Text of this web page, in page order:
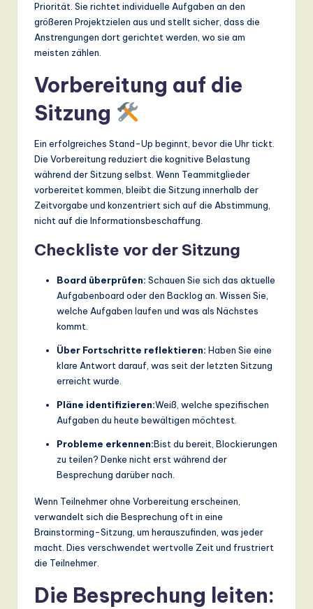
Priorität. Sie richtet individuelle Aufgaben an den
größeren Projektzielen aus und stellt sicher, dass die
Anstrengungen dort gerichtet werden, wo sie am
meisten zählen.
Vorbereitung auf die
Sitzung
Ein erfolgreiches Stand-Up beginnt, bevor die Uhr tickt.
Die Vorbereitung reduziert die kognitive Belastung
während der Sitzung selbst. Wenn Teammitglieder
vorbereitet kommen, bleibt die Sitzung innerhalb der
Zeitvorgabe und konzentriert sich auf die Abstimmung,
nicht auf die Informationsbeschaffung.
Checkliste vor der Sitzung
Board überprüfen: Schauen Sie sich das aktuelle
Aufgabenboard oder den Backlog an. Wissen Sie,
welche Aufgaben laufen und was als Nächstes
kommt.
Über Fortschritte reflektieren: Haben Sie eine
klare Antwort darauf, was seit der letzten Sitzung
erreicht wurde.
Pläne identifizieren:Weiß, welche spezifischen
Aufgaben du heute bewältigen möchtest.
Probleme erkennen:Bist du bereit, Blockierungen
zu teilen? Denke nicht erst während der
Besprechung darüber nach.
Wenn Teilnehmer ohne Vorbereitung erscheinen,
verwandelt sich die Besprechung oft in eine
Brainstorming-Sitzung, um herauszufinden, was jeder
macht. Dies verschwendet wertvolle Zeit und frustriert
die Teilnehmer.
Die Besprechung leiten: